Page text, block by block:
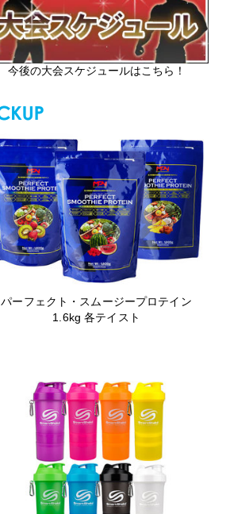
今後の大会スケジュールはこちら！
パーフェクト・スムージープロテイン
1.6kg 各テイスト